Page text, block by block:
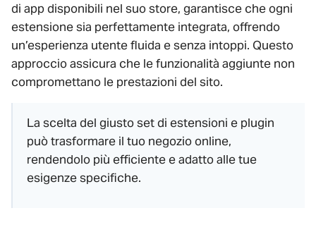
di app disponibili nel suo store, garantisce che ogni
estensione sia perfettamente integrata, offrendo
un’esperienza utente fluida e senza intoppi. Questo
approccio assicura che le funzionalità aggiunte non
compromettano le prestazioni del sito.
La scelta del giusto set di estensioni e plugin
può trasformare il tuo negozio online,
rendendolo più efficiente e adatto alle tue
esigenze specifiche.